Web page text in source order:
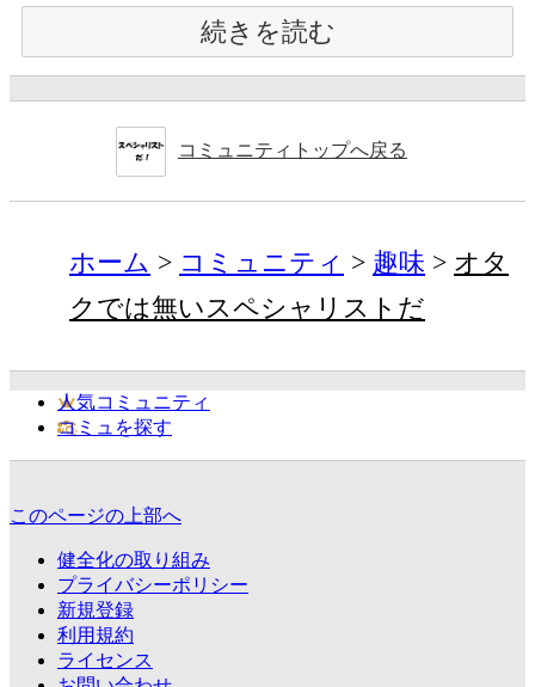
続きを読む
コミュニティトップへ戻る
ホーム コミュニティ 趣味
オタ
クでは無いスペシャリストだ
人気コミュニティ
コミュを探す
このページの上部へ
健全化の取り組み
プライバシーポリシー
新規登録
利用規約
ライセンス